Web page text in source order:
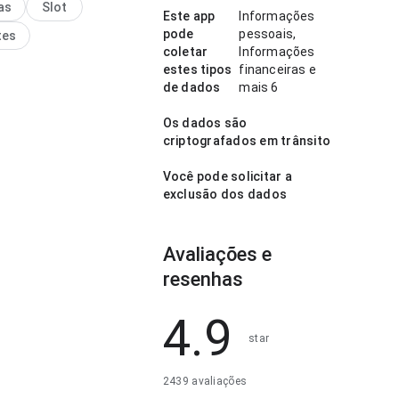
informações do app. O
geral parece prático e
Slot
Este app
pode
coletar
estes tipos
de dados
Informações
pessoais,
Informações
financeiras e
mais 6
Os dados são
criptografados em trânsito
Você pode solicitar a
exclusão dos dados
Avaliações e
resenhas
4.9 star
2439 avaliações